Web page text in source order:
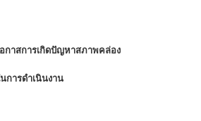
กาสการเกิดปัญหาสภาพคล่อง
การดำเนินงาน